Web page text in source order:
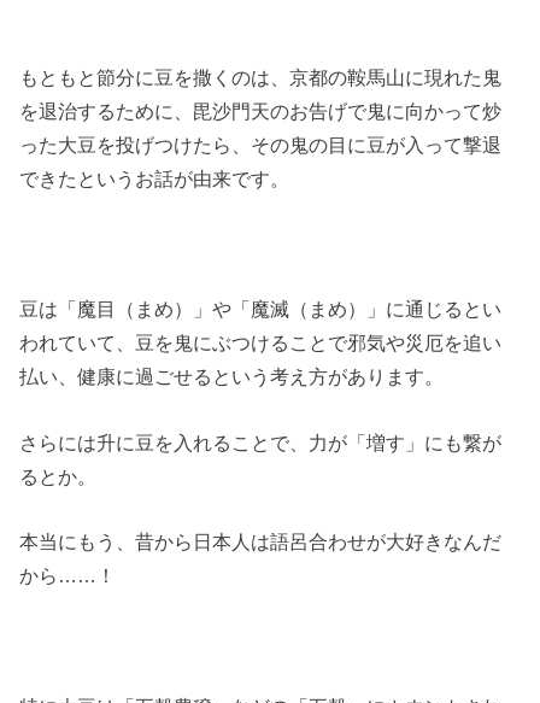
もともと節分に豆を撒くのは、京都の鞍馬山に現れた鬼
を退治するために、毘沙門天のお告げで鬼に向かって炒
った大豆を投げつけたら、その鬼の目に豆が入って撃退
できたというお話が由来です。
豆は「魔目（まめ）」や「魔滅（まめ）」に通じるとい
われていて、豆を鬼にぶつけることで邪気や災厄を追い
払い、健康に過ごせるという考え方があります。
さらには升に豆を入れることで、力が「増す」にも繋が
るとか。
本当にもう、昔から日本人は語呂合わせが大好きなんだ
から……！